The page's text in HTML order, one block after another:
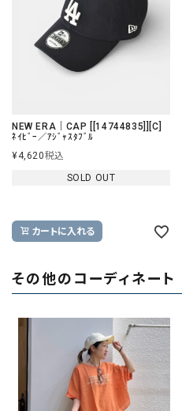
NEW ERA｜CAP [[14744835]][C]
ﾈｲﾋﾞｰ／ｱｼﾞｬｽﾀﾌﾞﾙ
¥4,620税込
SOLD OUT
カートに入れる
その他のコーディネート